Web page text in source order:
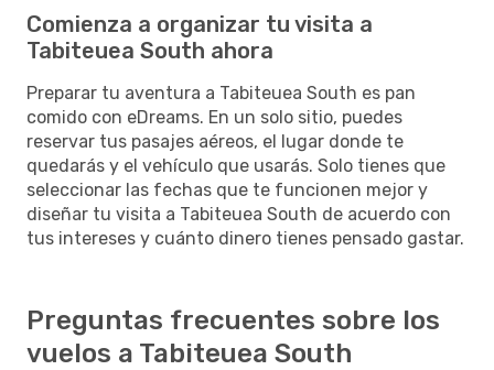
Comienza a organizar tu visita a
Tabiteuea South ahora
Preparar tu aventura a Tabiteuea South es pan
comido con eDreams. En un solo sitio, puedes
reservar tus pasajes aéreos, el lugar donde te
quedarás y el vehículo que usarás. Solo tienes que
seleccionar las fechas que te funcionen mejor y
diseñar tu visita a Tabiteuea South de acuerdo con
tus intereses y cuánto dinero tienes pensado gastar.
Preguntas frecuentes sobre los
vuelos a Tabiteuea South